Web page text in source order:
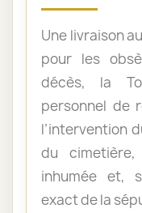
Une livraison
pour les
décès, la
personnel de
l’intervention
du
inhumée et,
exact de la